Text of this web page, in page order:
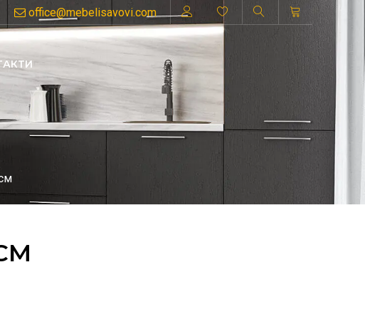
office@mebelisavovi.com